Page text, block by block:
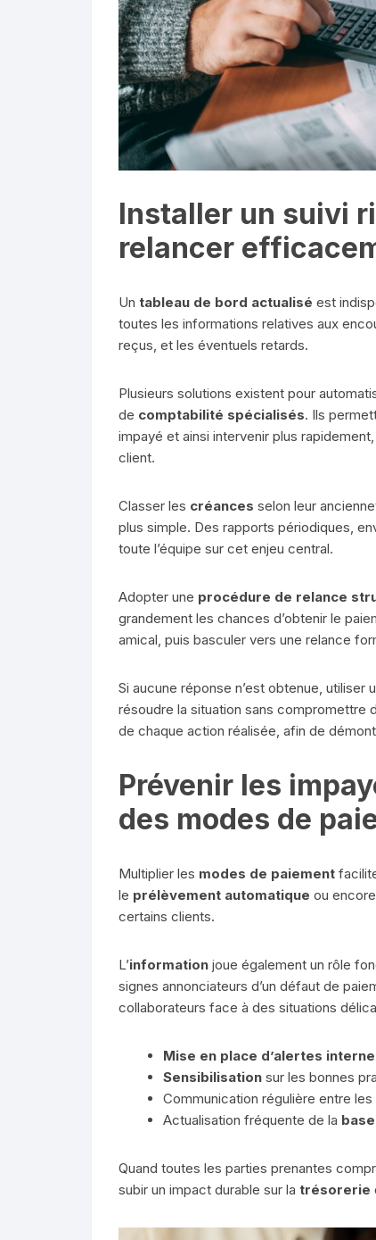
Installer un suivi
relancer
Un tableau de bord actualisé est
toutes les informations relatives aux
reçus, et les éventuels retards.
Plusieurs solutions existent pour
de comptabilité spécialisés. Ils
impayé et ainsi intervenir plus
client.
Classer les créances selon leur
plus simple. Des rapports périodiques,
toute l’équipe sur cet enjeu central.
Adopter une procédure de relance
grandement les chances d’obtenir le
amical, puis basculer vers une relance
Si aucune réponse n’est obtenue,
résoudre la situation sans compromettre
de chaque action réalisée, afin de
Prévenir les
des modes de
Multiplier les modes de paiement
le prélèvement automatique ou
certains clients.
L’information joue également un rôle
signes annonciateurs d’un défaut de
collaborateurs face à des situations
Mise en place d’alertes
Sensibilisation sur les bonnes
Communication régulière entre
Actualisation fréquente de la
Quand toutes les parties prenantes
subir un impact durable sur la trésorerie